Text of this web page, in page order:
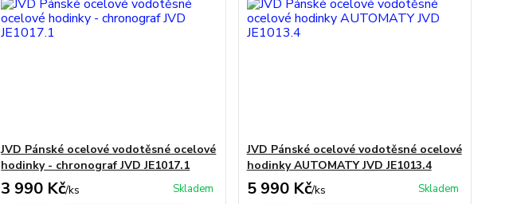
JVD Pánské ocelové vodotěsné ocelové
hodinky - chronograf JVD JE1017.1
3 990 Kč/ks Skladem
JVD Pánské ocelové vodotěsné ocelové
hodinky AUTOMATY JVD JE1013.4
5 990 Kč/ks Skladem